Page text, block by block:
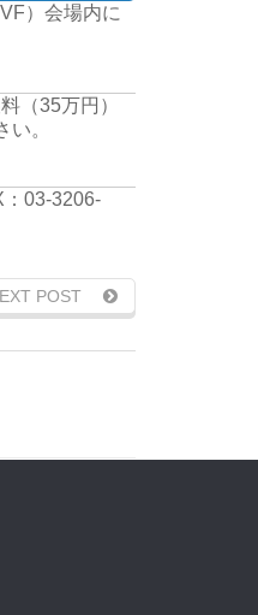
）会場内に
（35万円）
い。
03-3206-
POST